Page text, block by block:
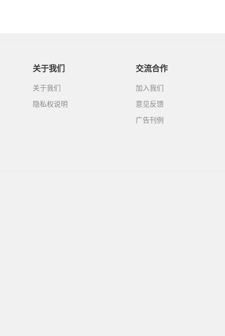
关于我们
关于我们
隐私权说明
交流合作
加入我们
意见反馈
广告刊例